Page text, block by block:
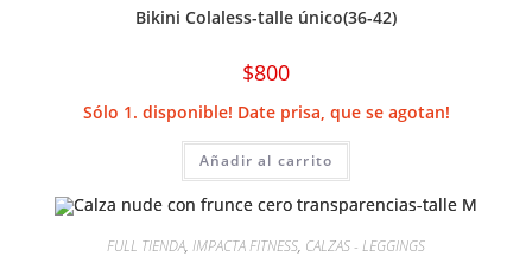
Bikini Colaless-talle único(36-42)
$800
Sólo 1. disponible! Date prisa, que se agotan!
Añadir al carrito
FULL TIENDA, IMPACTA FITNESS, CALZAS - LEGGINGS